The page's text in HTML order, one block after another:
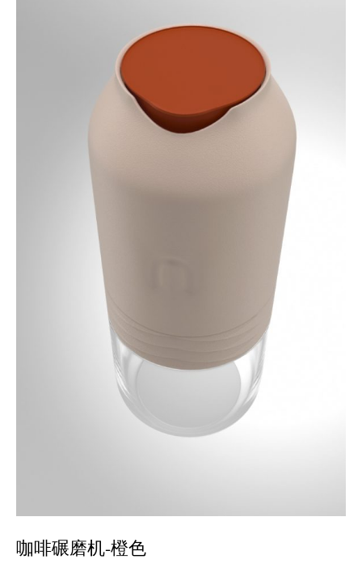
咖啡碾磨机-橙色